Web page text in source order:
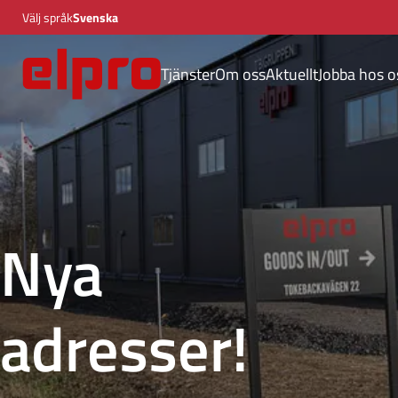
Välj språkSvenska
English
Tjänster
Automationslösningar
Elkonstruktion & elcentraler
Elektriska styrsystem
Inköp & logistik – elcentraler
Konstruktion – elskåp &
Kontrollskåp
Montage & byggnation –
elskåp
Om ossAktuelltJobba hos
Nya
adresser!